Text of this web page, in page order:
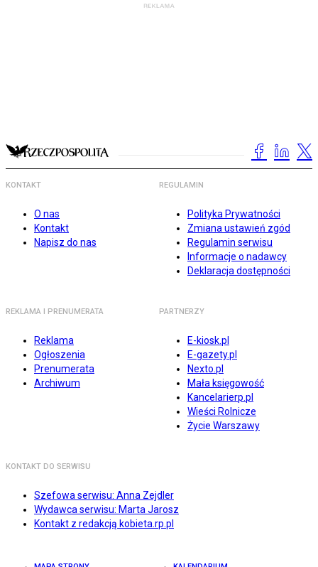
KONTAKT
O nas
Kontakt
Napisz do nas
REGULAMIN
Polityka Prywatności
Zmiana ustawień zgód
Regulamin serwisu
Informacje o nadawcy
Deklaracja dostępności
REKLAMA I PRENUMERATA
Reklama
Ogłoszenia
Prenumerata
Archiwum
PARTNERZY
E-kiosk.pl
E-gazety.pl
Nexto.pl
Mała księgowość
Kancelarierp.pl
Wieści Rolnicze
Życie Warszawy
KONTAKT DO SERWISU
Szefowa serwisu: Anna Zejdler
Wydawca serwisu: Marta Jarosz
Kontakt z redakcją kobieta.rp.pl